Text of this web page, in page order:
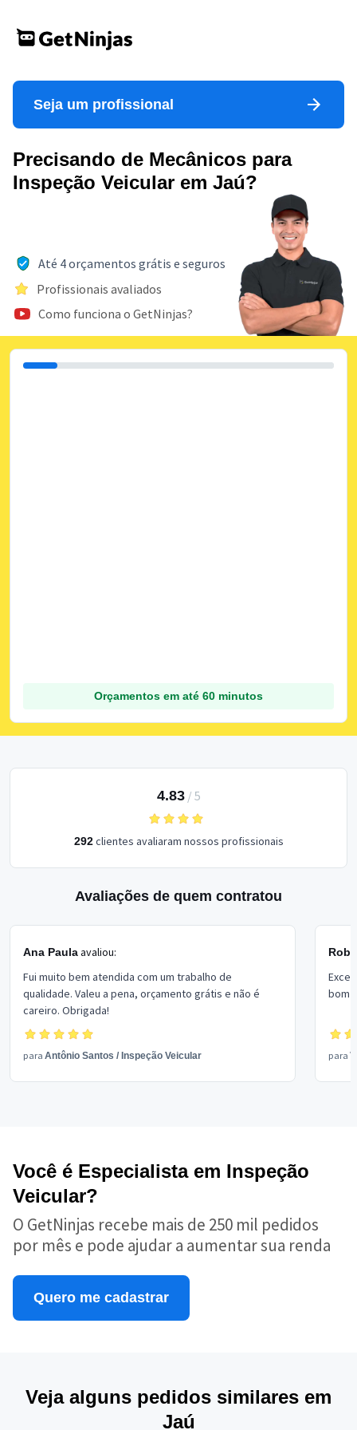
Seja um profissional
Precisando de Mecânicos para
Inspeção Veicular em Jaú?
Até 4 orçamentos grátis e seguros
Profissionais avaliados
Como funciona o GetNinjas?
Orçamentos em até 60 minutos
4.83/ 5
292clientes avaliaram nossos profissionais
Avaliações de quem contratou
Ana Paulaavaliou:
Fui muito bem atendida com um trabalho de
qualidade. Valeu a pena, orçamento grátis e não é
careiro. Obrigada!
para Antônio Santos / Inspeção Veicular
bom
para
Você é Especialista em Inspeção
Veicular?
O GetNinjas recebe mais de 250 mil pedidos
por mês e pode ajudar a aumentar sua renda
Quero me cadastrar
Veja alguns pedidos similares em
Jaú